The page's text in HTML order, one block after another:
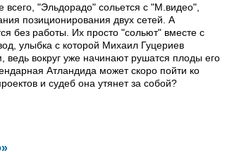
"Эльдорадо" сольется с "М.видео",
позиционирования двух сетей. А
без работы. Их просто "сольют" вместе с
улыбка с которой Михаил Гуцериев
ведь вокруг уже начинают рушатся плоды его
Атландида может скоро пойти ко
и судеб она утянет за собой?